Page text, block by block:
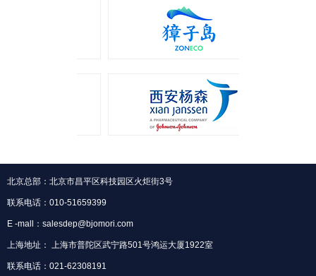
北京总部：北京市昌平区科技园区火炬街3号
联系电话：010-51659399
E -mall：salesdep@bjomori.com
上海地址： 上海市普陀区武宁路501号鸿运大厦1922室
联系电话：021-62308191